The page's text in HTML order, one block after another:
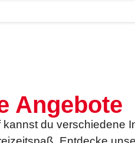
Angebote
du verschiedene